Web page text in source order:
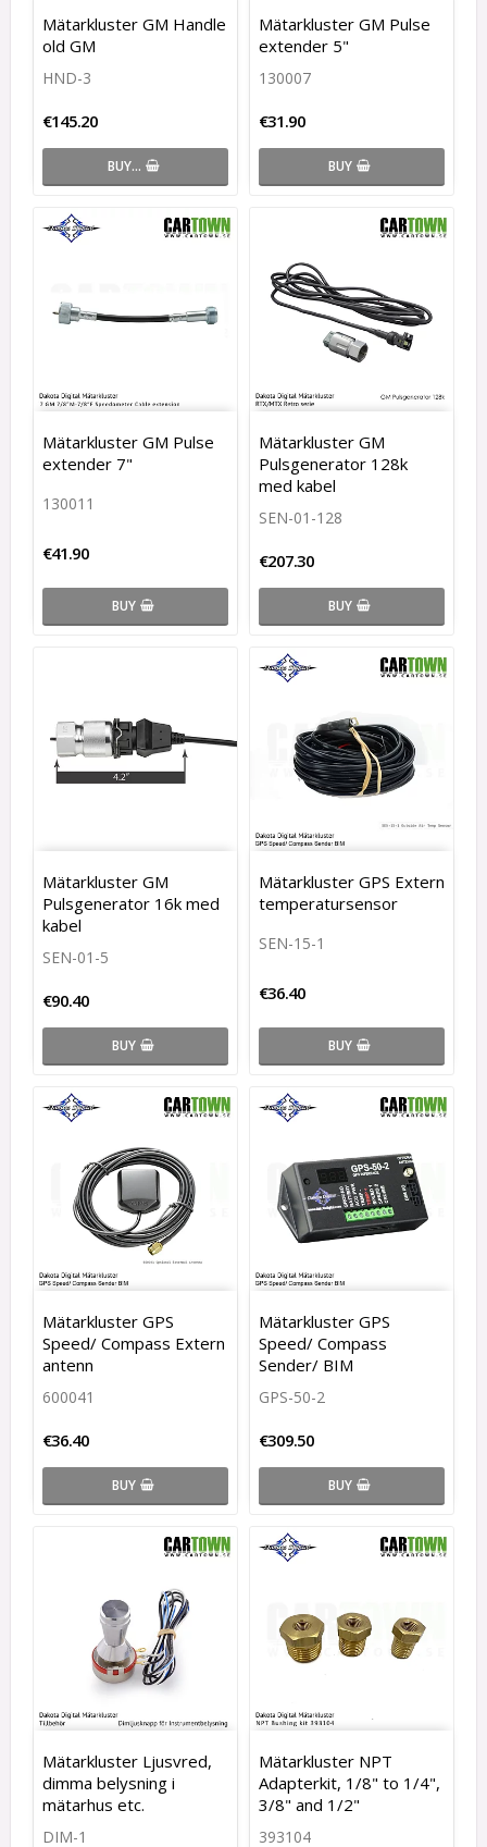
Mätarkluster GM Handle
old GM
HND-3
€145.20
BUY…
Mätarkluster GM Pulse
extender 5"
130007
€31.90
BUY
Mätarkluster GM Pulse
extender 7"
130011
€41.90
BUY
Mätarkluster GM
Pulsgenerator 128k
med kabel
SEN-01-128
€207.30
BUY
Mätarkluster GM
Pulsgenerator 16k med
kabel
SEN-01-5
€90.40
BUY
Mätarkluster GPS Extern
temperatursensor
SEN-15-1
€36.40
BUY
Mätarkluster GPS
Speed/ Compass Extern
antenn
600041
€36.40
BUY
Mätarkluster GPS
Speed/ Compass
Sender/ BIM
GPS-50-2
€309.50
BUY
Mätarkluster Ljusvred,
dimma belysning i
mätarhus etc.
DIM-1
Mätarkluster NPT
Adapterkit, 1/8" to 1/4",
3/8" and 1/2"
393104